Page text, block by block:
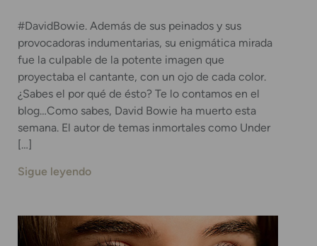
#DavidBowie. Además de sus peinados y sus
provocadoras indumentarias, su enigmática mirada
fue la culpable de la potente imagen que
proyectaba el cantante, con un ojo de cada color.
¿Sabes el por qué de ésto? Te lo contamos en el
blog…Como sabes, David Bowie ha muerto esta
semana. El autor de temas inmortales como Under
[…]
Sigue leyendo